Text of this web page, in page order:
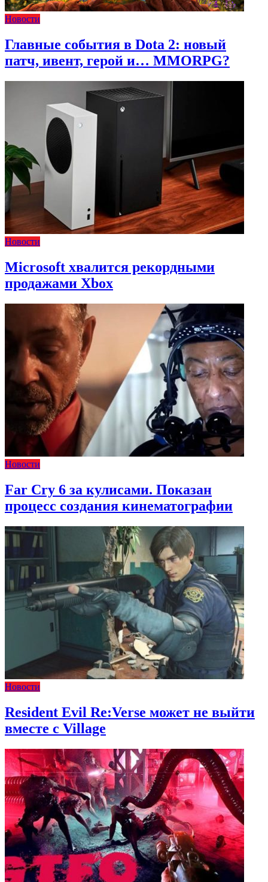
Новости
Главные события в Dota 2: новый
патч, ивент, герой и… MMORPG?
Новости
Microsoft хвалится рекордными
продажами Xbox
Новости
Far Cry 6 за кулисами. Показан
процесс создания кинематографии
Новости
Resident Evil Re:Verse может не выйти
вместе с Village